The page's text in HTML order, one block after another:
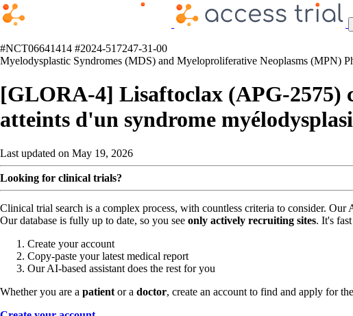
#NCT06641414 #2024-517247-31-00
Myelodysplastic Syndromes (MDS) and Myeloproliferative Neoplasms (MPN)
[GLORA-4] Lisaftoclax (APG-2575)
atteints d'un syndrome
Last updated on May 19, 2026
Looking for clinical trials?
Clinical trial search is a complex process, with countless criteria to consider. Our
Our database is fully up to date, so you see only actively recruiting sites. It's
Create your account
Copy-paste your latest medical report
Our AI-based assistant does the rest for you
Whether you are a patient or a doctor, create an account to find and apply for